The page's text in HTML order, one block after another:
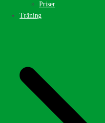
Priser
Träning